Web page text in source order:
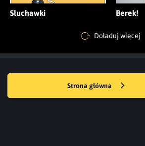
Słuchawki Berek!
Doładuj więcej
Strona główna